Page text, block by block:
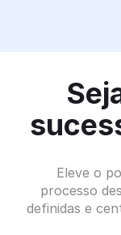
Eleve o
processo
definidas e